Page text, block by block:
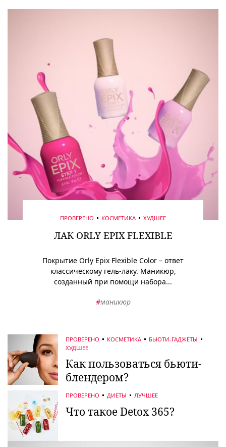
ПРОВЕРЕНО КОСМЕТИКА ХУДШЕЕ
ЛАК ORLY EPIX FLEXIBLE
Покрытие Orly Epix Flexible Color – ответ
классическому гель-лаку. Маникюр,
созданный при помощи набора...
#маникюр
ПРОВЕРЕНО КОСМЕТИКА
БЬЮТИ-ГАДЖЕТЫ
ХУДШЕЕ
Как пользоваться бьюти-
блендером?
ПРОВЕРЕНО ДИЕТЫ ЛУЧШЕЕ
Что такое Detox 365?